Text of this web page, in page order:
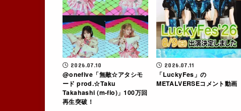
2026.07.10
​@⁠⁠onefive「無敵☆アタシモ
ード prod.☆Taku
Takahashi (m-flo)」100万回
再生突破！
2026.07.11
「LuckyFes」の
METALVERSEコメント動画